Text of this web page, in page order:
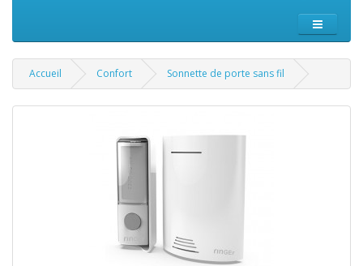
Accueil Confort Sonnette de porte sans fil